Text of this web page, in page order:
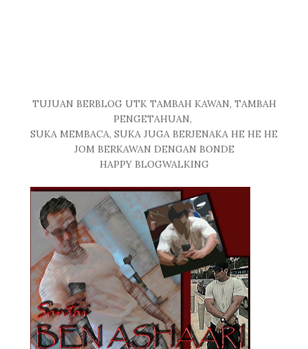
TUJUAN BERBLOG UTK TAMBAH KAWAN, TAMBAH
PENGETAHUAN,
SUKA MEMBACA, SUKA JUGA BERJENAKA HE HE HE
JOM BERKAWAN DENGAN BONDE
HAPPY BLOGWALKING